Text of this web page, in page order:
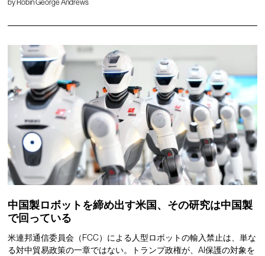
by Robin George Andrews
中国製ロボットを締め出す米国、その研究は中国製
で回っている
米連邦通信委員会（FCC）による人型ロボットの輸入禁止は、単な
る対中貿易政策の一章ではない。トランプ政権が、AI保護の対象を